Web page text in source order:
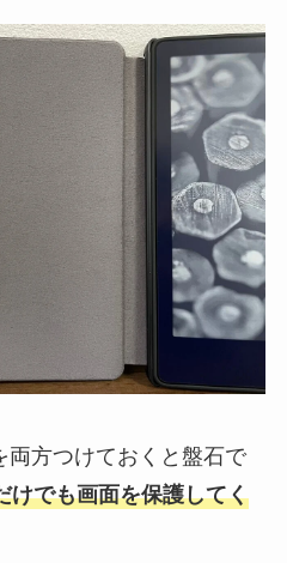
両方つけておくと盤石で
けでも画面を保護してく